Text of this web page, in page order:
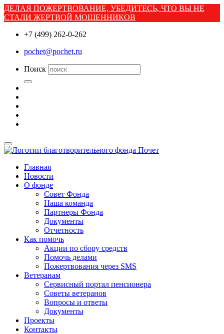
ДЕЛАЯ ПОЖЕРТВОВАНИЕ, УБЕДИТЕСЬ, ЧТО ВЫ НЕ
СТАЛИ ЖЕРТВОЙ МОШЕННИКОВ
+7 (499) 262-0-262
pochet@pochet.ru
Поиск
Главная
Новости
О фонде
Совет Фонда
Наша команда
Партнеры Фонда
Документы
Отчетность
Как помочь
Акции по сбору средств
Помочь делами
Пожертвования через SMS
Ветеранам
Сервисный портал пенсионера
Советы ветеранов
Вопросы и ответы
Документы
Проекты
Контакты